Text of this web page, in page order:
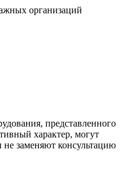
организаций
представленного
характер, могут
заменяют консультацию